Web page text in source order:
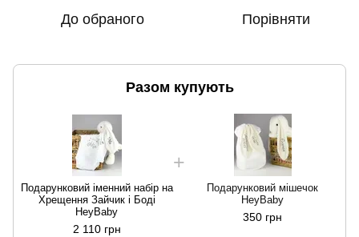
До обраного Порівняти
Разом купують
Подарунковий іменний набір на
Хрещення Зайчик і Боді
HeyBaby
2 110 грн
Подарунковий мішечок
HeyBaby
350 грн